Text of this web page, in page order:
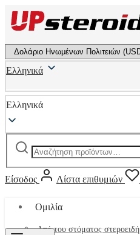
Ελληνικά
Ελληνικά
Αναζήτηση
Είσοδος Λίστα επιθυμιών
Ομιλία
Από του στόματος στεροειδή